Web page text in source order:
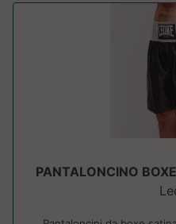
PANTALONCINO